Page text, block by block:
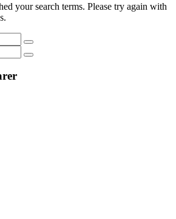
your search terms. Please try again with